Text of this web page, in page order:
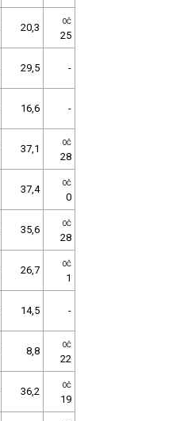
20,3 OČ
25
29,5 -
16,6 -
37,1 OČ
28
37,4 OČ
0
35,6 OČ
28
26,7 OČ
1
14,5 -
8,8 OČ
22
36,2 OČ
19